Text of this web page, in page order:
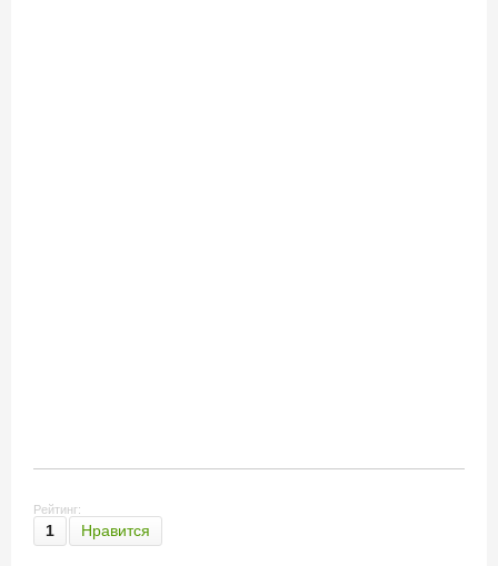
Рейтинг:
1 Нравится